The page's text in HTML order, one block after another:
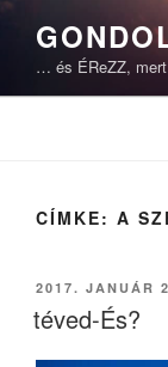
Tartalomhoz
… és ÉReZZ,
CÍMKE: A
BEKÜLDVE:
2017. JANUÁR
téved-És?